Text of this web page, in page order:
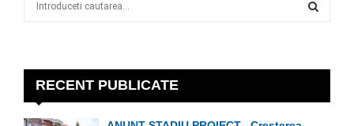
E
A
RECENT PUBLICATE